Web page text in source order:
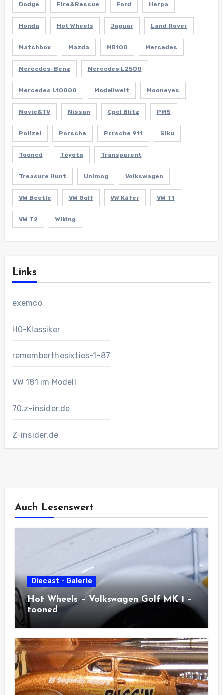
Dodge Fire&Rescue Ford Herpa
Honda Hot Wheels Jaguar Land Rover
Matchbox Mazda MB100 Mercedes
Mercedes-Benz Mercedes L2500
Mercedes L10000 Modellwelt Mooneyes
Movie&TV Nissan Opel Blitz PMS
Polizei Porsche Porsche 911 Siku
Tooned Toyota Transparent
Treasure Hunt Unimog Volkswagen
VW Beetle VW Golf VW Käfer VW T1
VW T2 Wiking
Links
exemco
H0-Klassiker
rememberthesixties-1-87
VW 181 im Modell
70.z-insider.de
Z-insider.de
Auch Lesenswert
Diecast - Galerie
Hot Wheels – Volkswagen Golf MK 1 –
tooned